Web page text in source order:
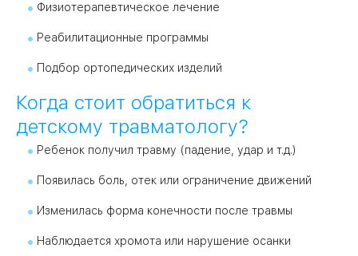
Физиотерапевтическое лечение
Реабилитационные программы
Подбор ортопедических изделий
Когда стоит обратиться к
детскому травматологу?
Ребенок получил травму (падение, удар и т.д.)
Появилась боль, отек или ограничение движений
Изменилась форма конечности после травмы
Наблюдается хромота или нарушение осанки